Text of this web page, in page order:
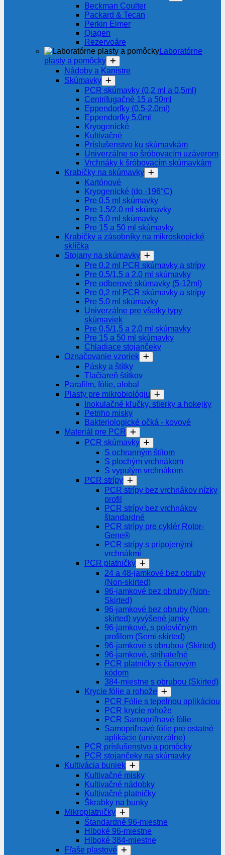
Beckman Coulter
Packard & Tecan
Perkin Elmer
Qiagen
Rezervoáre
Laboratórne
plasty a pomôcky
Nádoby a Kanistre
Skúmavky
PCR skúmavky (0,2 ml a 0,5ml)
Centrifugačné 15 a 50ml
Eppendorfky (0,5-2.0ml)
Eppendorfky 5.0ml
Kryogenické
Kultivačné
Príslušenstvo ku skúmavkám
Univerzálne so šróbovacím uzáverom
Vrchnáky k šróbovacím skúmavkám
Krabičky na skúmavky
Kartónové
Kryogenické (do -196°C)
Pre 0.5 ml skúmavky
Pre 1.5/2.0 ml skúmavky
Pre 5.0 ml skúmavky
Pre 15 a 50 ml skúmavky
Krabičky a zásobníky na mikroskopické
sklíčka
Stojany na skúmavky
Pre 0.2 ml PCR skúmavky a strípy
Pre 0.5/1.5 a 2.0 ml skúmavky
Pre odberové skúmavky (5-12ml)
Pre 0,2 ml PCR skúmavky a strípy
Pre 5.0 ml skúmavky
Univerzálne pre všetky typy
skúmaviek
Pre 0,5/1,5 a 2,0 ml skúmavky
Pre 15 a 50 ml skúmavky
Chladiace stojančeky
Označovanie vzoriek
Pásky a štítky
Tlačiareň štítkov
Parafilm, fólie, alobal
Plasty pre mikrobiológiu
Inokulačné kľučky, stierky a hokejky
Petriho misky
Bakteriologické očká - kovové
Materiál pre PCR
PCR skúmavky
S ochranným štítom
S plochým vrchnákom
S vypulým vrchnákom
PCR strípy
PCR strípy bez vrchnákov nízky
profil
PCR strípy bez vrchnákov
štandardné
PCR strípy pre cyklér Rotor-
Gene®
PCR strípy s pripojenými
vrchnákmi
PCR platničky
24 a 48-jamkové bez obruby
(Non-skirted)
96-jamkové bez obruby (Non-
Skirted)
96-jamkové bez obruby (Non-
skirted) vyvýšené jamky
96-jamkové, s polovičným
profilom (Semi-skirted)
96-jamkové s obrubou (Skirted)
96-jamkové, strihateľné
PCR platničky s čiarovým
kódom
384-miestne s obrubou (Skirted)
Krycie fólie a rohože
PCR Fólie s tepelnou aplikáciou
PCR krycie rohože
PCR Samopriľnavé fólie
Samopriľnavé fólie pre ostatné
aplikácie (univerzálne)
PCR príslušenstvo a pomôcky
PCR stojančeky na skúmavky
Kultivácia buniek
Kultivačné misky
Kultivačné nádobky
Kultivačné platničky
Škrabky na bunky
Mikroplatničky
Štandardné 96-miestne
Hlboké 96-miestne
Hlboké 384-miestne
Fľaše plastové